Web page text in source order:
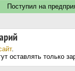
Поступил на
.
оставлять только